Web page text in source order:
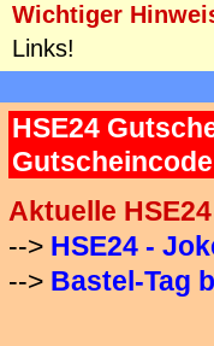
Wichtiger
Links!
HSE24
Aktuelle
--> HSE24 -
--> Bastel-Tag